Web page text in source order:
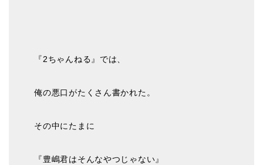
『2ちゃんねる』では、
俺の悪口がたくさん書かれた。
その中にたまに
『豊嶋君はそんなやつじゃない』